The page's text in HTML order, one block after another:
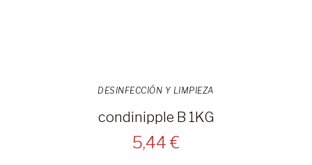
DESINFECCIÓN Y LIMPIEZA
condinipple B 1KG
5,44 €